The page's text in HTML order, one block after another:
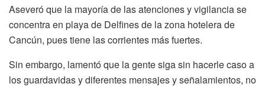
Aseveró que la mayoría de las atenciones y vigilancia se
concentra en playa de Delfines de la zona hotelera de
Cancún, pues tiene las corrientes más fuertes.
Sin embargo, lamentó que la gente siga sin hacerle caso a
los guardavidas y diferentes mensajes y señalamientos, no